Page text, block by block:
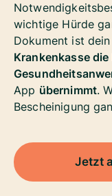
wichtige Hürde
Dokument ist
Krankenkasse
App übernimmt.
Bescheinigung
Jetzt